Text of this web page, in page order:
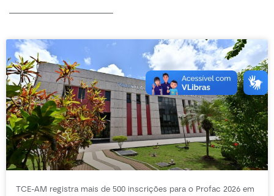
TCE-AM registra mais de 500 inscrições para o Profac 2026 em